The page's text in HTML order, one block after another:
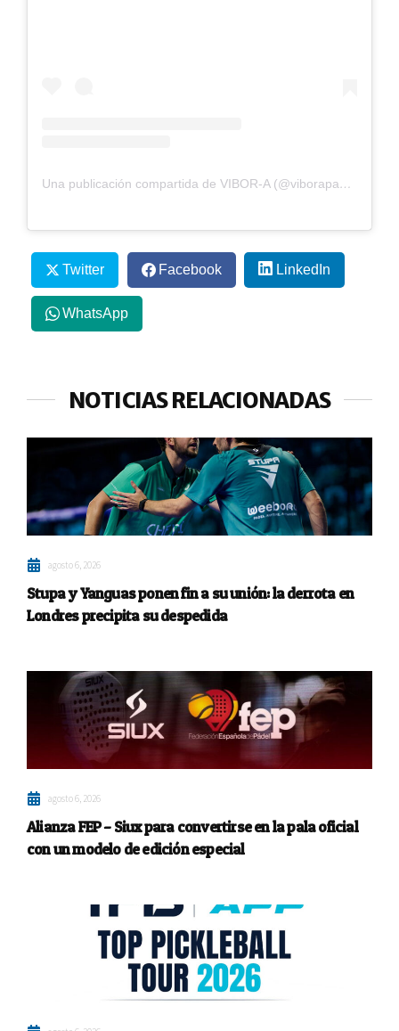
Una publicación compartida de VIBOR-A (@viborapadel)
Twitter Facebook LinkedIn
WhatsApp
NOTICIAS RELACIONADAS
agosto 6, 2026
Stupa y Yanguas ponen fin a su unión: la derrota en
Londres precipita su despedida
agosto 6, 2026
Alianza FEP – Siux para convertirse en la pala oficial
con un modelo de edición especial